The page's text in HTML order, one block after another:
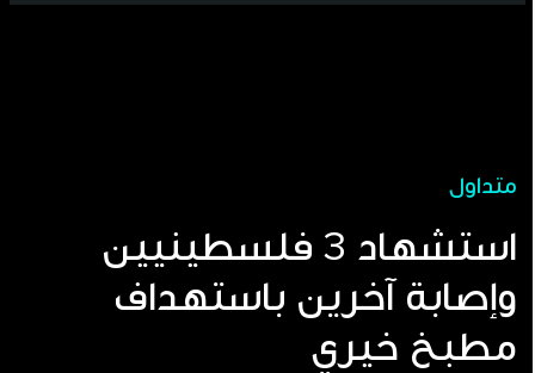
متداول
استشهاد 3 فلسطينيين
وإصابة آخرين باستهداف
مطبخ خيري